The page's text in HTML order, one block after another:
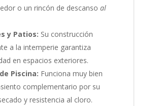
o un rincón de descanso al
y Patios: Su construcción
a la intemperie garantiza
en espacios exteriores.
Piscina: Funciona muy bien
complementario por su
y resistencia al cloro.